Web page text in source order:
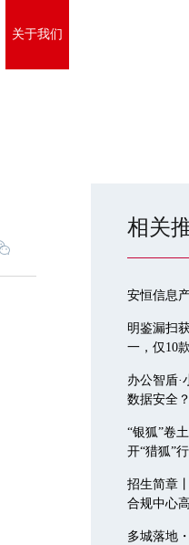
关于我们
相关
安恒信息
明鉴漏扫
一，仅10
办公智盾·
数据安全？
“银狐”卷
开“猎狐”
招生简章
合规中心
多城落地